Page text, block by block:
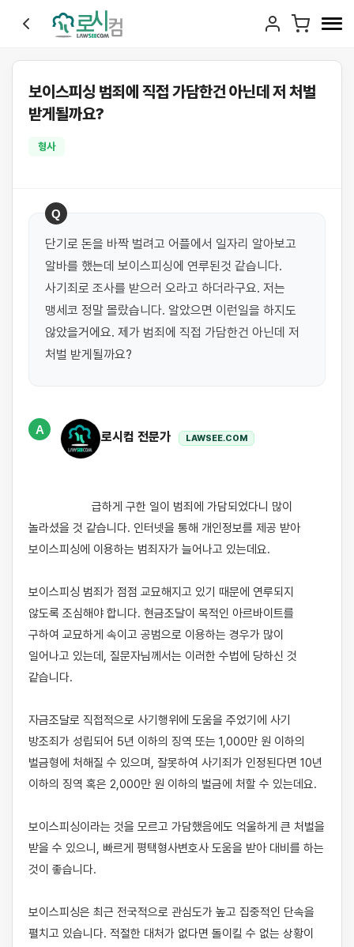
보이스피싱 범죄에 직접 가담한건 아닌데 저 처벌
받게될까요?
형사
Q
단기로 돈을 바짝 벌려고 어플에서 일자리 알아보고
알바를 했는데 보이스피싱에 연루된것 같습니다.
사기죄로 조사를 받으러 오라고 하더라구요. 저는
맹세코 정말 몰랐습니다. 알았으면 이런일을 하지도
않았을거에요. 제가 범죄에 직접 가담한건 아닌데 저
처벌 받게될까요?
A
로시컴 전문가 LAWSEE.COM
놀라셨을 것 같습니다. 인터넷을 통해 개인정보를 제공 받아
보이스피싱에 이용하는 범죄자가 늘어나고 있는데요.
보이스피싱 범죄가 점점 교묘해지고 있기 때문에 연루되지
않도록 조심해야 합니다. 현금조달이 목적인 아르바이트를
구하여 교묘하게 속이고 공범으로 이용하는 경우가 많이
일어나고 있는데, 질문자님께서는 이러한 수법에 당하신 것
같습니다.
자금조달로 직접적으로 사기행위에 도움을 주었기에 사기
방조죄가 성립되어 5년 이하의 징역 또는 1,000만 원 이하의
벌금형에 처해질 수 있으며, 잘못하여 사기죄가 인정된다면 10년
이하의 징역 혹은 2,000만 원 이하의 벌금에 처할 수 있는데요.
보이스피싱이라는 것을 모르고 가담했음에도 억울하게 큰 처벌을
받을 수 있으니, 빠르게 평택형사변호사 도움을 받아 대비를 하는
것이 좋습니다.
보이스피싱은 최근 전국적으로 관심도가 높고 집중적인 단속을
펼치고 있습니다. 적절한 대처가 없다면 돌이킬 수 없는 상황이